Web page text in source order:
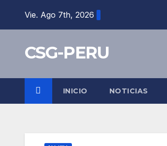
Vie. Ago 7th, 2026
CSG-PERU
INICIO NOTICIAS